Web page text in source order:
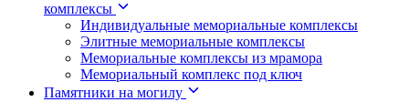
комплексы
Индивидуальные мемориальные комплексы
Элитные мемориальные комплексы
Мемориальные комплексы из мрамора
Мемориальный комплекс под ключ
Памятники на могилу